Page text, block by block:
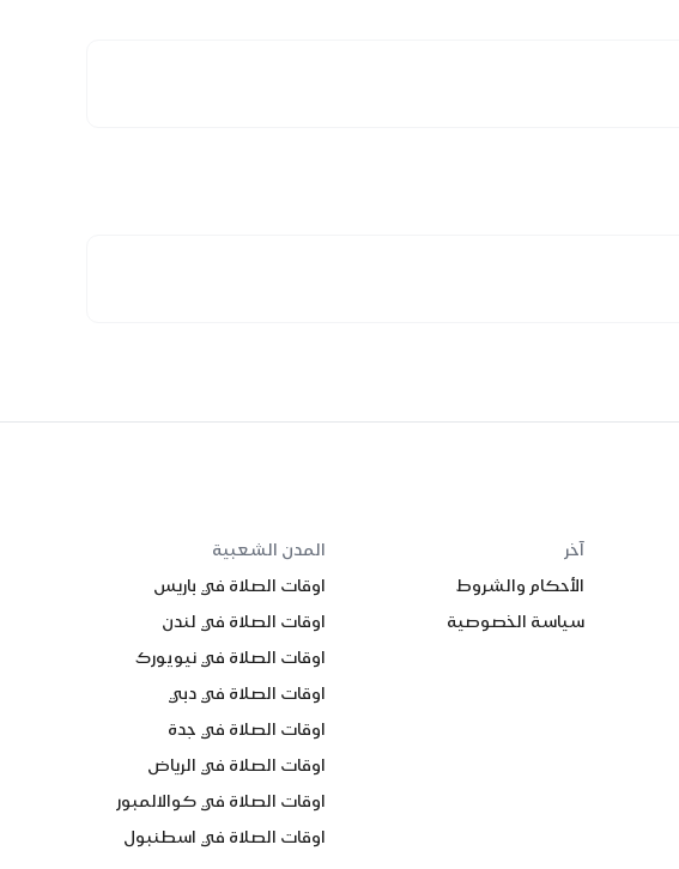
آخر
الأحكام والشروط
سياسة الخصوصية
المدن الشعبية
اوقات الصلاة في باريس
اوقات الصلاة في لندن
اوقات الصلاة في نيويورك
اوقات الصلاة في دبي
اوقات الصلاة في جدة
اوقات الصلاة في الرياض
اوقات الصلاة في كوالالمبور
اوقات الصلاة في اسطنبول